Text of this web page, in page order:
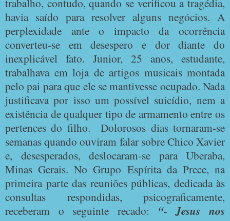
havia saído para resolver alguns negócios. A
perplexidade ante o impacto da ocorrência
converteu-se em desespero e dor diante do
inexplicável fato. Junior, 25 anos, estudante,
trabalhava em loja de artigos musicais montada
pelo pai para que ele se mantivesse ocupado. Nada
justificava por isso um possível suicídio, nem a
existência de qualquer tipo de armamento entre os
pertences do filho.
Dolorosos dias tornaram-se
semanas quando ouviram falar sobre Chico Xavier
e, desesperados, deslocaram-se para Uberaba,
Minas Gerais. No Grupo Espírita da Prece, na
primeira parte das reuniões públicas, dedicada às
consultas respondidas, psicograficamente,
receberam o seguinte recado: “- Jesus nos